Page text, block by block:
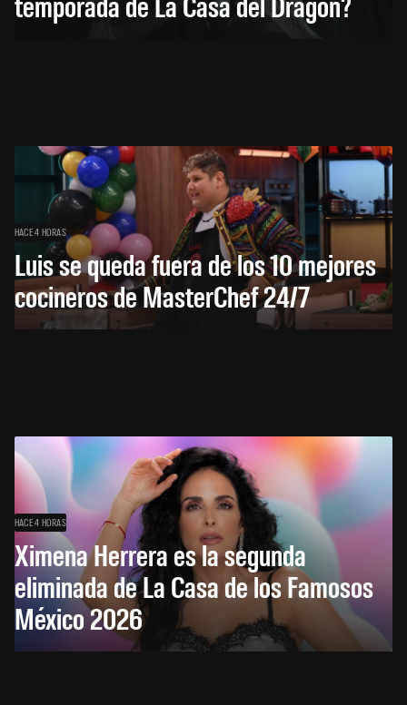
HACE 4 HORAS
Luis se queda fuera de los 10 mejores
cocineros de MasterChef 24/7
HACE 4 HORAS
Ximena Herrera es la segunda
eliminada de La Casa de los Famosos
México 2026